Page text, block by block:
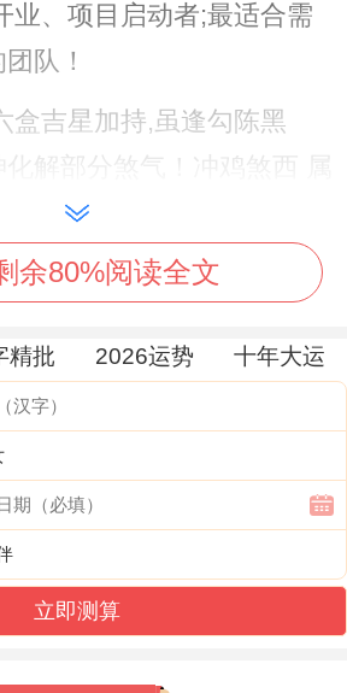
业、项目启动者;最适合需
队！
盒吉星加持,虽逢勾陈黑
化解部分煞气！冲鸡煞西 属
重决策！
解除、破屋、坏垣、馀事
解除旧务）、下午3-5点
理历史遗留问题或办公室调
余80%阅读全文
精批 2026运势 十年大运
立即测算